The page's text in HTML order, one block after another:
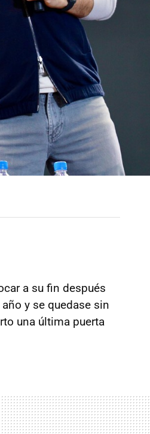
a su fin después
y se quedase sin
una última puerta